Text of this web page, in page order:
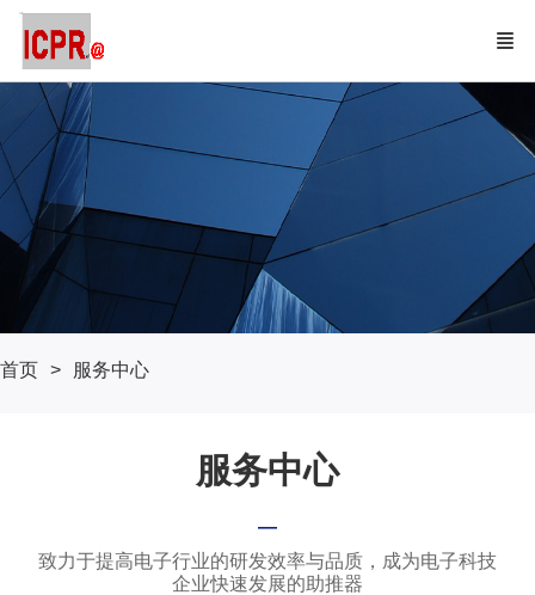
首页 服务中心
服务中心
—
致力于提高电子行业的研发效率与品质，成为电子科技
企业快速发展的助推器